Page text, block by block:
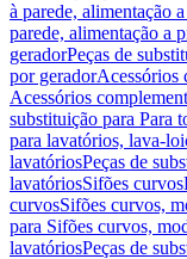
à parede, alimentação
parede, alimentação a
geradorPeças de
por geradorAcessórios
Acessórios
substituição para Para
para lavatórios, lava-
lavatóriosPeças de
lavatóriosSifões curvos
curvosSifões curvos,
para Sifões curvos,
lavatóriosPeças de